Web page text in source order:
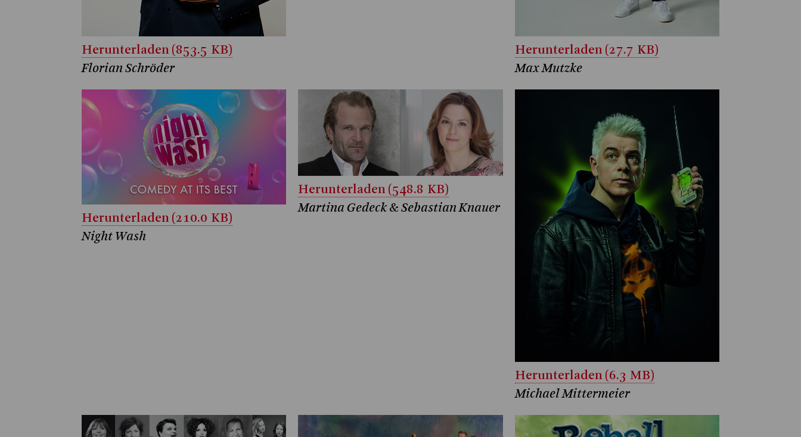
Herunterladen (853.5 KB)
Florian Schröder
Herunterladen (27.7 KB)
Max Mutzke
Herunterladen (210.0 KB)
Night Wash
Herunterladen (548.8 KB)
Martina Gedeck & Sebastian Knauer
Herunterladen (6.3 MB)
Michael Mittermeier